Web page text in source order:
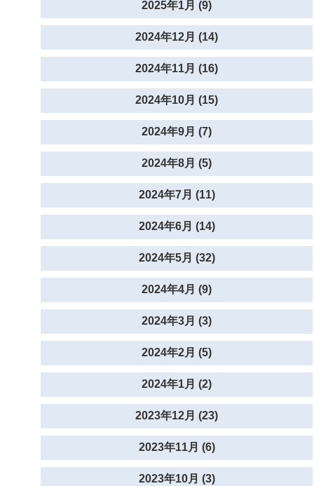
2025年1月 (9)
2024年12月 (14)
2024年11月 (16)
2024年10月 (15)
2024年9月 (7)
2024年8月 (5)
2024年7月 (11)
2024年6月 (14)
2024年5月 (32)
2024年4月 (9)
2024年3月 (3)
2024年2月 (5)
2024年1月 (2)
2023年12月 (23)
2023年11月 (6)
2023年10月 (3)